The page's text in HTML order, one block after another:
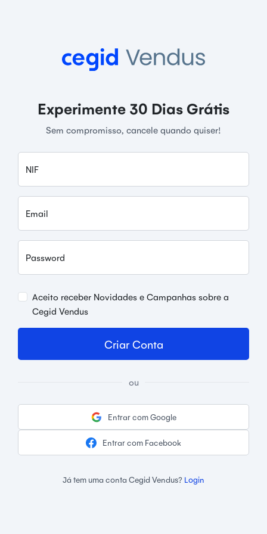
Experimente 30 Dias Grátis
Sem compromisso, cancele quando quiser!
NIF
Email
Password
Aceito receber Novidades e Campanhas sobre a
Cegid Vendus
Criar Conta
ou
Entrar com Google
Entrar com Facebook
Já tem uma conta Cegid Vendus? Login